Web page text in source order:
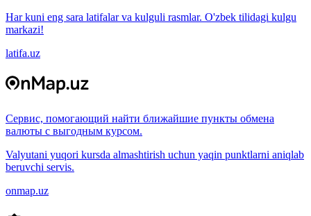
Har kuni eng sara latifalar va kulguli rasmlar. O'zbek tilidagi kulgu
markazi!
latifa.uz
Сервис, помогающий найти ближайшие пункты обмена
валюты с выгодным курсом.
Valyutani yuqori kursda almashtirish uchun yaqin punktlarni aniqlab
beruvchi servis.
onmap.uz